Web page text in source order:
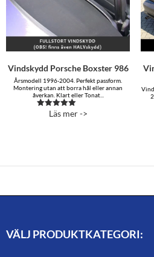
Vindskydd Porsche Boxster 986
Årsmodell 1996-2004. Perfekt passform.
Montering utan att borra hål eller annan
åverkan. Klart eller Tonat...
Betygsatt
Läs mer ->
VÄLJ PRODUKTKATEGORI: